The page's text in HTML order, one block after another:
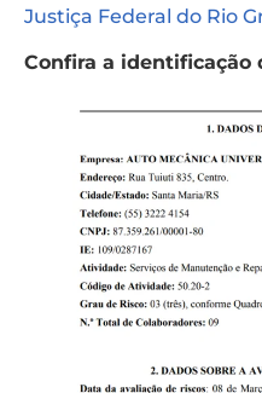
Justiça Federal do Rio
Confira a identificação